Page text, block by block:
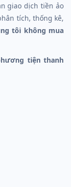
giao dịch tiền ảo
tích, thống kê,
tôi không mua
tiện thanh